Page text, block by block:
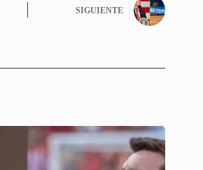
SIGUIENTE